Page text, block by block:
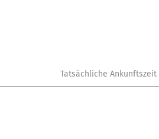
Tatsächliche Ankunftszeit